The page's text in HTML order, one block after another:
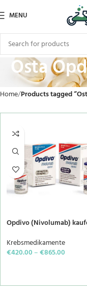
MENU
Osta
Home Products tagged
Opdivo (Nivolumab)
Krebsmedikamente
€420.00–€865.00